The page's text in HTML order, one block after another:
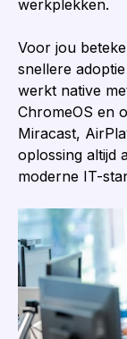
werkplekken.
Voor jou
snellere
werkt native
ChromeOS en
Miracast,
oplossing altijd
moderne IT-